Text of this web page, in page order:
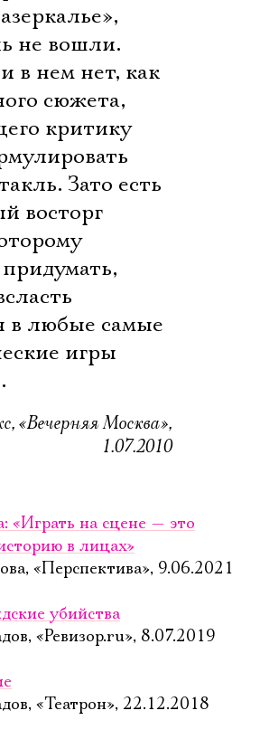
не вошли.
в нем нет, как
сюжета,
критику
Зато есть
восторг
в любые самые
игры
«Вечерняя Москва»,
1.07.2010
«Играть на сцене — это
в лицах»
«Перспектива», 9.06.2021
убийства
«Ревизор.ru», 8.07.2019
«Театрон», 22.12.2018
Электропочта
Имя